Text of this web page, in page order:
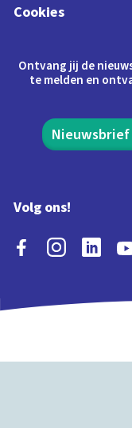
Cookies
Ontvang jij de
te melden en
Nieuwsbrief
Volg ons!